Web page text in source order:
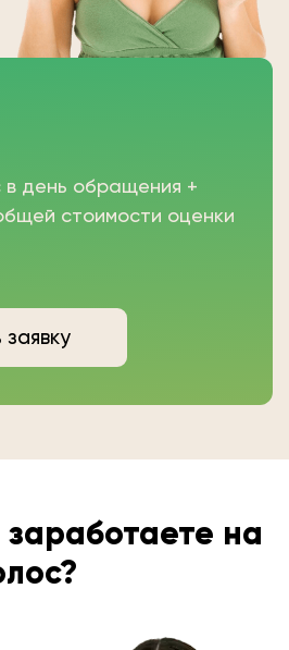
день обращения +
стоимости оценки
заработаете на